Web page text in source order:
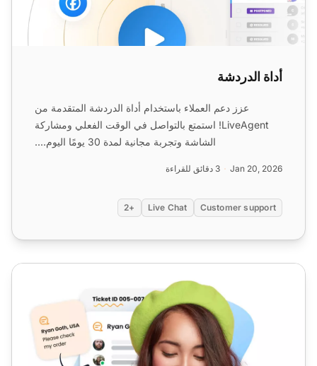
أداة الدردشة
عزز دعم العملاء باستخدام أداة الدردشة المتقدمة من
LiveAgent! استمتع بالتواصل في الوقت الفعلي ومشاركة
الشاشة وتجربة مجانية لمدة 30 يومًا اليوم....
Jan 20, 2026 3 دقائق للقراءة
Customer support
Live Chat
+2
دردشة الموقع المباشرة بسهولة